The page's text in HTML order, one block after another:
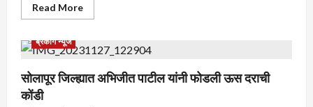
Read MoreRead
more
कर
वाढ
घ्या
अन्यथा
ब्रेकीग न्यूज
सोलापूर जिल्ह्यात अभिजीत पाटील यांनी फोडली ऊस दराची
कोंडी